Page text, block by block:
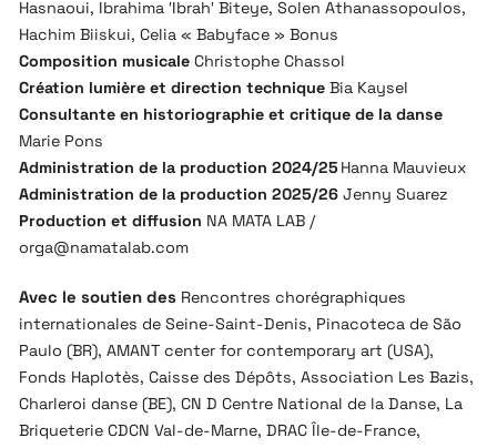
Hasnaoui, Ibrahima ′Ibrah′ Biteye,Solen Athanassopoulos,
Hachim Biiskui, Celia « Babyface » Bonus
Composition musicale Christophe Chassol
Création lumière et direction techniqueBia Kaysel
Consultante en historiographie et critique de la danse
Marie Pons
Administration de la production 2024/25 Hanna Mauvieux
Administration de la production 2025/26 Jenny Suarez
Production et diffusion NA MATA LAB /
orga@namatalab.com
Avec le soutien des Rencontres chorégraphiques
internationales de Seine-Saint-Denis, Pinacoteca de São
Paulo (BR), AMANT center for contemporary art (USA),
Fonds Haplotès, Caisse des Dépôts, Association Les Bazis,
Charleroi danse (BE), CN D Centre National de la Danse, La
Briqueterie CDCN Val-de-Marne, DRAC Île-de-France,